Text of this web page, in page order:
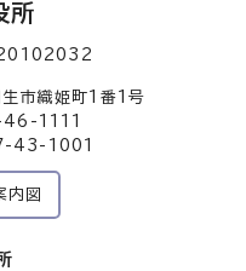
所
市織姫町1番1号
46-1111
43-1001
内図